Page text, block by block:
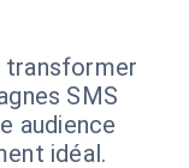
transformer
SMS
audience
idéal.